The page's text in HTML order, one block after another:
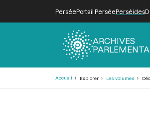
PerséePortail PerséePerséides
ARCHIVES
Accueil Explorer Les volumes